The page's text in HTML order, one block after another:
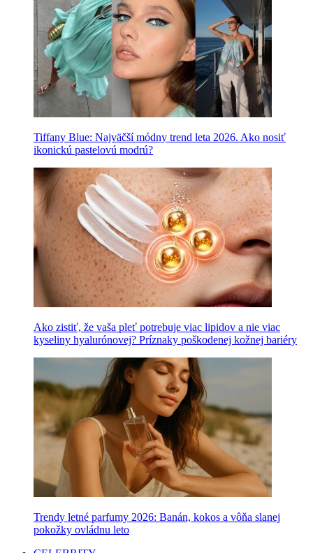
Tiffany Blue: Najväčší módny trend leta 2026. Ako nosiť
ikonickú pastelovú modrú?
Ako zistiť, že vaša pleť potrebuje viac lipidov a nie viac
kyseliny hyalurónovej? Príznaky poškodenej kožnej bariéry
Trendy letné parfumy 2026: Banán, kokos a vôňa slanej
pokožky ovládnu leto